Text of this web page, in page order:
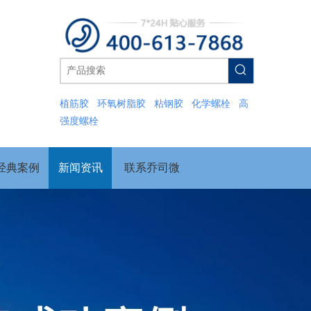
植筋胶 环氧树脂胶 粘钢胶 化学螺栓
高
强度螺栓
典案例 新闻资讯 联系乔司微